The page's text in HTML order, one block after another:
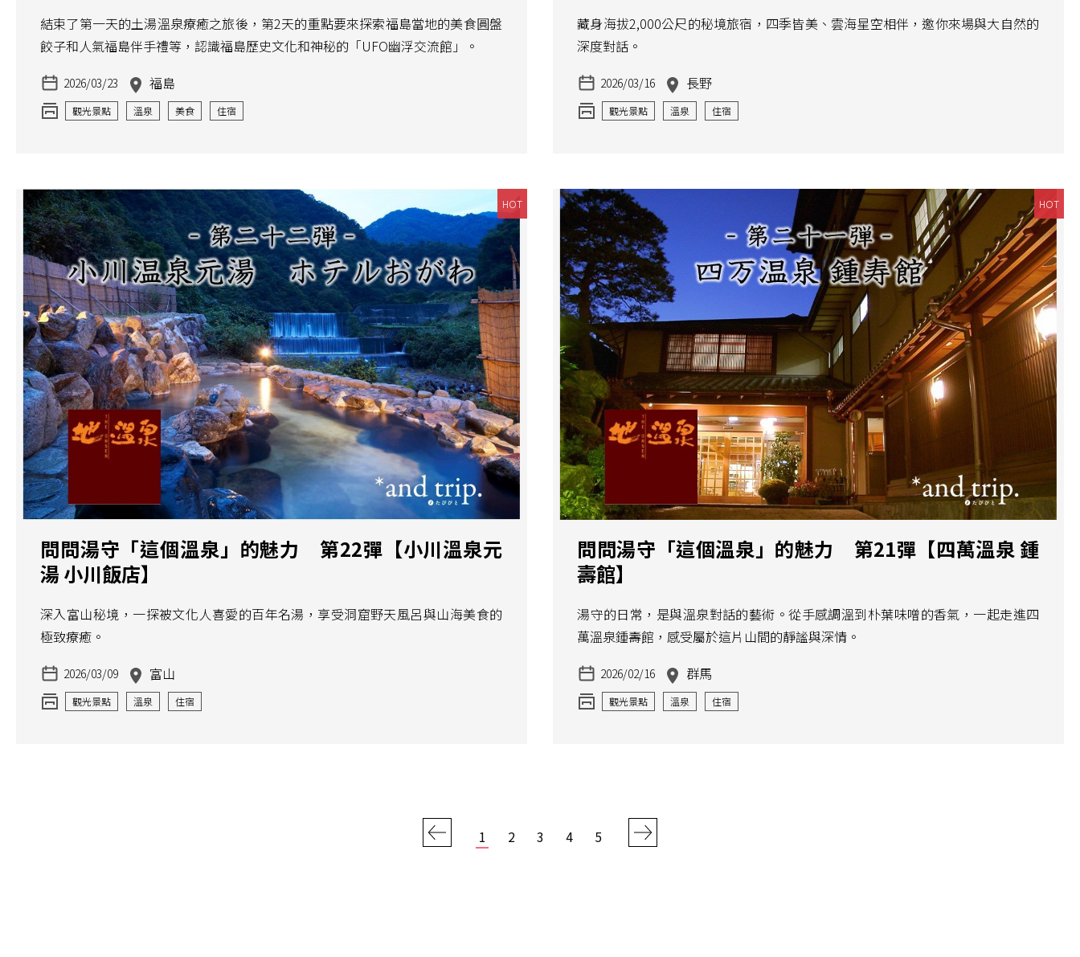
結束了第一天的土湯溫泉療癒之旅後，第2天的重點要來探索福島當地的美食圓盤
餃子和人氣福島伴手禮等，認識福島歷史文化和神秘的「UFO幽浮交流館」。
2026/03/23 福島
觀光景點 溫泉 美食 住宿
藏身海拔2,000公尺的秘境旅宿，四季皆美、雲海星空相伴，邀你來場與大自然的
深度對話。
2026/03/16 長野
觀光景點 溫泉 住宿
HOT
問問湯守「這個溫泉」的魅力 第22彈【小川溫泉元
湯 小川飯店】
深入富山秘境，一探被文化人喜愛的百年名湯，享受洞窟野天風呂與山海美食的
極致療癒。
2026/03/09 富山
觀光景點 溫泉 住宿
HOT
問問湯守「這個溫泉」的魅力 第21彈【四萬溫泉 鍾
壽館】
湯守的日常，是與溫泉對話的藝術。從手感調溫到朴葉味噌的香氣，一起走進四
萬溫泉鍾壽館，感受屬於這片山間的靜謐與深情。
2026/02/16 群馬
觀光景點 溫泉 住宿
1 2 3 4 5